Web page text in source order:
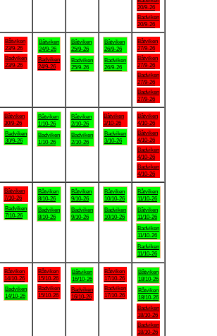
20/9-26
Badviken
20/9-26
Båtviken
23/9-26
Badviken
23/9-26
Båtviken
24/9-26
Badviken
24/9-26
Båtviken
25/9-26
Badviken
25/9-26
Båtviken
26/9-26
Badviken
26/9-26
Båtviken
27/9-26
Båtviken
27/9-26
Badviken
27/9-26
Badviken
27/9-26
Båtviken
30/9-26
Badviken
30/9-26
Båtviken
1/10-26
Badviken
1/10-26
Båtviken
2/10-26
Badviken
2/10-26
Båtviken
3/10-26
Badviken
3/10-26
Båtviken
4/10-26
Båtviken
4/10-26
Badviken
4/10-26
Badviken
4/10-26
Båtviken
7/10-26
Badviken
7/10-26
Båtviken
8/10-26
Badviken
8/10-26
Båtviken
9/10-26
Badviken
9/10-26
Båtviken
10/10-26
Badviken
10/10-26
Båtviken
11/10-26
Båtviken
11/10-26
Badviken
11/10-26
Badviken
11/10-26
Båtviken
14/10-26
Badviken
14/10-26
Båtviken
15/10-26
Badviken
15/10-26
Båtviken
16/10-26
Badviken
16/10-26
Båtviken
17/10-26
Badviken
17/10-26
Båtviken
18/10-26
Båtviken
18/10-26
Badviken
18/10-26
Badviken
18/10-26